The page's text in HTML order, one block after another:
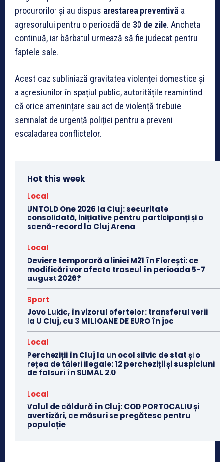
procurorilor și au dispus arestarea preventivă a
agresorului pentru o perioadă de 30 de zile. Ancheta
continuă, iar bărbatul urmează să fie judecat pentru
faptele sale.
Acest caz subliniază gravitatea violenței domestice și
a agresiunilor în spațiul public, autoritățile reamintind
că orice amenințare sau act de violență trebuie
semnalat de urgență poliției pentru a preveni
escaladarea conflictelor.
Hot this week
Local
UNTOLD One 2026 la Cluj: securitate
consolidată, inițiative pentru participanți și o
scenă-record la Cluj Arena
Local
Deviere temporară a liniei M21 în Florești: ce
modificări vor afecta traseul în perioada 5-7
august 2026?
Sport
Jovo Lukic, în vizorul ofertelor: transferul verii
la U Cluj, cu 3 MILIOANE DE EURO în joc
Local
Percheziții în Cluj la un ocol silvic de stat și o
rețea de tăieri ilegale: 12 percheziții și suspiciuni
de falsuri în SUMAL 2.0
Local
Valul de căldură în Cluj: COD PORTOCALIU și
avertizări, ce măsuri se pregătesc pentru
populație